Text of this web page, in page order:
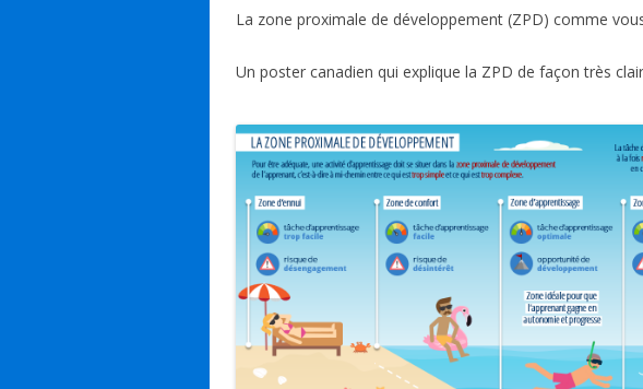
e
b
o
k
k
e
n
at
s
p
p
e
sk
ai
l
ta
g
La zone proximale de développement (ZPD) comme
Un poster canadien qui explique la ZPD de façon très